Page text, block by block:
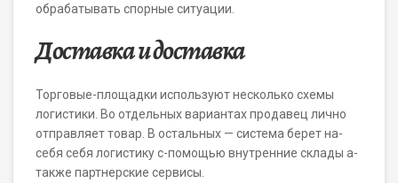
обрабатывать спорные ситуации.
Доставка и доставка
Торговые-площадки используют несколько схемы
логистики. Во отдельных вариантах продавец лично
отправляет товар. В остальных — система берет на-
себя себя логистику с-помощью внутренние склады а-
также партнерские сервисы.